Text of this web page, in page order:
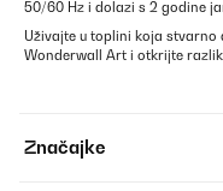
50/60 Hz i dolazi s 2 godine
Uživajte u toplini koja
Wonderwall Art i otkrijte
Značajke